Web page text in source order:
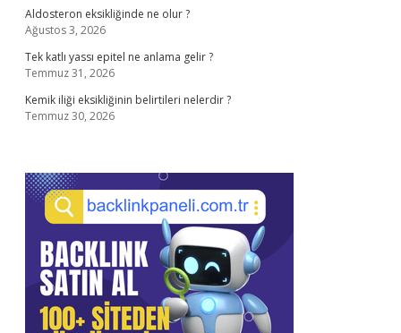
Aldosteron eksikliğinde ne olur ?
Ağustos 3, 2026
Tek katlı yassı epitel ne anlama gelir ?
Temmuz 31, 2026
Kemik iliği eksikliğinin belirtileri nelerdir ?
Temmuz 30, 2026